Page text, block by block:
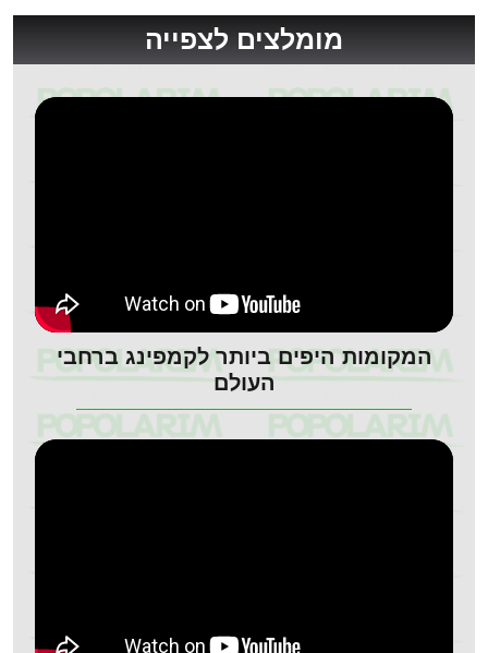
מומלצים לצפייה
המקומות היפים ביותר לקמפינג ברחבי
העולם